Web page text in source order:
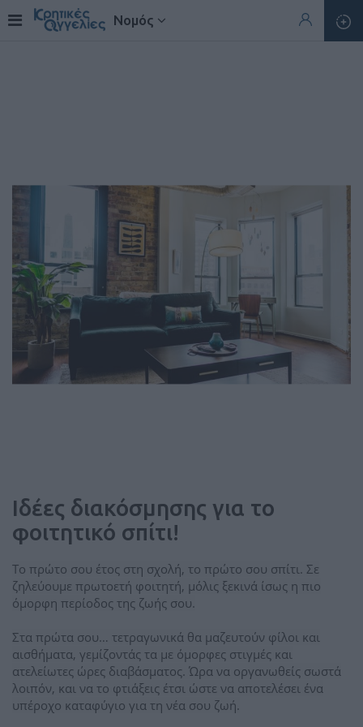
Νομός
Ιδέες διακόσμησης για το
φοιτητικό σπίτι!
Το πρώτο σου έτος στη σχολή, το πρώτο σου σπίτι. Σε
ζηλεύουμε πρωτοετή φοιτητή, μόλις ξεκινά ίσως η πιο
όμορφη περίοδος της ζωής σου.
Στα πρώτα σου… τετραγωνικά θα μαζευτούν φίλοι και
αισθήματα, γεμίζοντάς τα με όμορφες στιγμές και
ατελείωτες ώρες διαβάσματος. Ώρα να οργανωθείς σωστά
λοιπόν, και να το φτιάξεις έτσι ώστε να αποτελέσει ένα
υπέροχο καταφύγιο για τη νέα σου ζωή.